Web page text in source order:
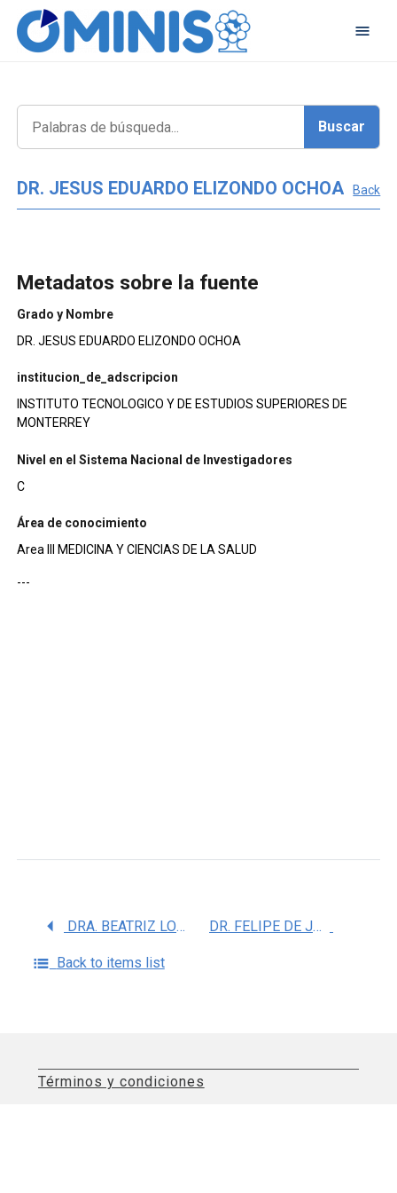
DR. JESUS EDUARDO ELIZONDO OCHOA Back
Metadatos sobre la fuente
Grado y Nombre
DR. JESUS EDUARDO ELIZONDO OCHOA
institucion_de_adscripcion
INSTITUTO TECNOLOGICO Y DE ESTUDIOS SUPERIORES DE
MONTERREY
Nivel en el Sistema Nacional de Investigadores
C
Área de conocimiento
Area III MEDICINA Y CIENCIAS DE LA SALUD
---
DRA. BEATRIZ LORENZA RODRIGUEZ MARTINEZ DR. FELIPE DE JESUS COLON GONZALEZ
Back to items list
Términos y condiciones